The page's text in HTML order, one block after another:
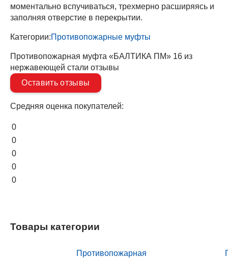
моментально вспучиваться, трехмерно расширяясь и
заполняя отверстие в перекрытии.
Категории:Противопожарные муфты
Противопожарная муфта «БАЛТИКА ПМ» 16 из
нержавеющей стали отзывы
Оставить отзывы
Средняя оценка покупателей:
0
0
0
0
0
Товары категории
Противопожарная